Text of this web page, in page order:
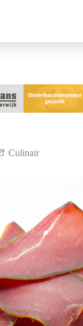
Culinair